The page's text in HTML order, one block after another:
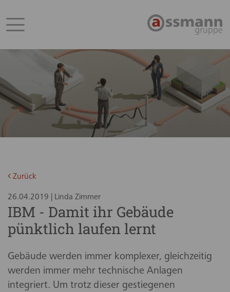
Zurück
26.04.2019 | Linda Zimmer
IBM - Damit ihr Gebäude
pünktlich laufen lernt
Gebäude werden immer komplexer, gleichzeitig
werden immer mehr technische Anlagen
integriert. Um trotz dieser gestiegenen